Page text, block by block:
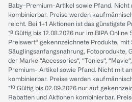
Baby-Premium-Artikel sowie Pfand. Nicht
kombinierbar. Preise werden
reicht. Bei 1+1 Aktionen ist das günstigste
*⁸ Gültig bis 12.08.2026 nur im BIPA
Preiswert“ gekennzeichnete Produkte,
Säuglingsanfangsnahrung, Fotoprodukte,
der Marke “Accessories“, “Tonies“,
Premium- Artikel sowie Pfand. Nicht mit
kombinierbar. Preise werden
*¹⁰ Gültig bis 02.09.2026 nur auf
Rabatten und Aktionen kombinierbar.